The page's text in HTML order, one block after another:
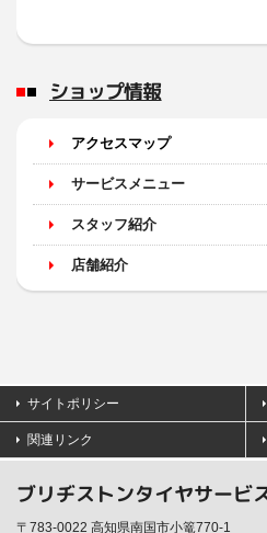
ショップ情報
アクセスマップ
サービスメニュー
スタッフ紹介
店舗紹介
サイトポリシー
関連リンク
ブリヂストンタイヤサービ
〒783-0022 高知県南国市小篭770-1